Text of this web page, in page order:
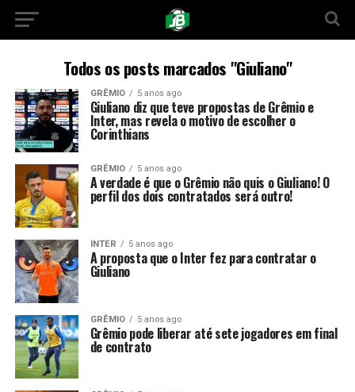
Todos os posts marcados "Giuliano"
GRÊMIO 5 anos ago
Giuliano diz que teve propostas de Grêmio e
Inter, mas revela o motivo de escolher o
Corinthians
GRÊMIO 5 anos ago
A verdade é que o Grêmio não quis o Giuliano! O
perfil dos dois contratados será outro!
INTER 5 anos ago
A proposta que o Inter fez para contratar o
Giuliano
GRÊMIO 5 anos ago
Grêmio pode liberar até sete jogadores em final
de contrato